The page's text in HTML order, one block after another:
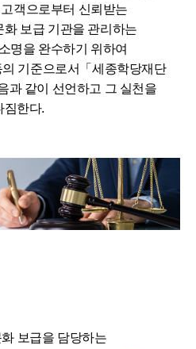
객으로부터 신뢰받는
화 보급 기관을 관리하는
명을 완수하기 위하여
기준으로서「세종학당재단
과 같이 선언하고 그 실천을
짐한다.
보급을 담당하는